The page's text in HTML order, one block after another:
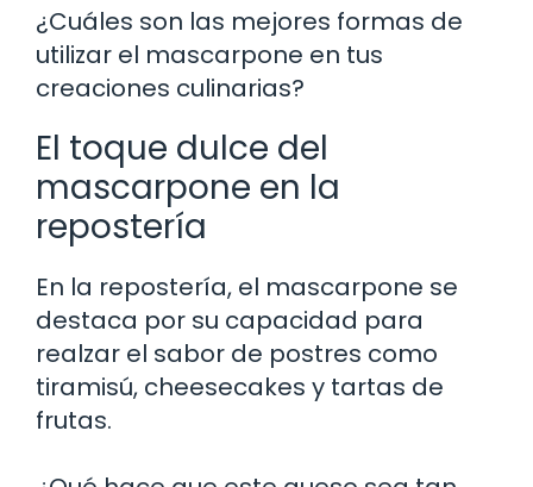
¿Cuáles son las mejores formas de
utilizar el mascarpone en tus
creaciones culinarias?
El toque dulce del
mascarpone en la
repostería
En la repostería, el mascarpone se
destaca por su capacidad para
realzar el sabor de postres como
tiramisú, cheesecakes y tartas de
frutas.